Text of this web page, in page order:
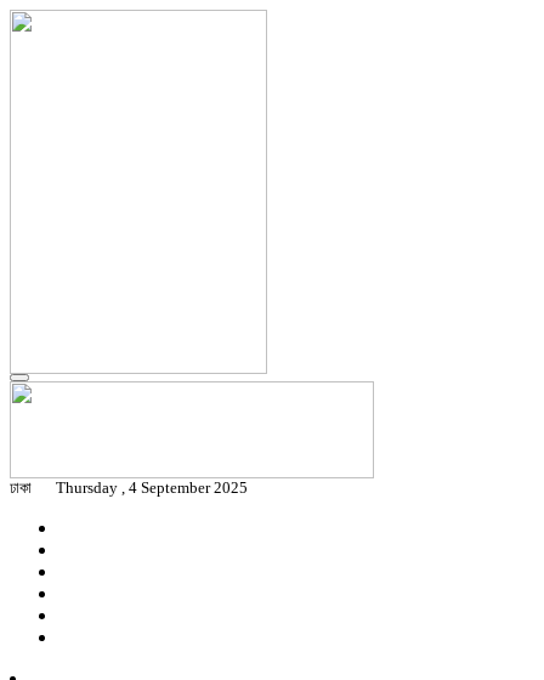
ঢাকা Thursday , 4 September 2025